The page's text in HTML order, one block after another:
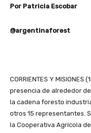
Por Patricia Escobar
@argentinaforest
CORRIENTES Y
presencia de alrededor
la cadena foresto
otros 15 representantes.
la Cooperativa Agrícola